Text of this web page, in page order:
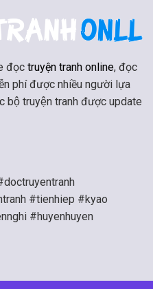
đọc truyện tranh online, đọc
phí được nhiều người lựa
bộ truyện tranh được update
#tienhiep #kyao
#huyenhuyen